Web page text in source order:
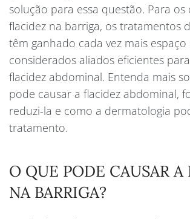
solução para essa questão. Para os
flacidez na barriga, os tratamentos
têm ganhado cada vez mais espaço
considerados aliados eficientes
flacidez abdominal. Entenda mais
pode causar a flacidez abdominal,
reduzi-la e como a dermatologia
tratamento.
O QUE PODE CAUSAR
NA BARRIGA?